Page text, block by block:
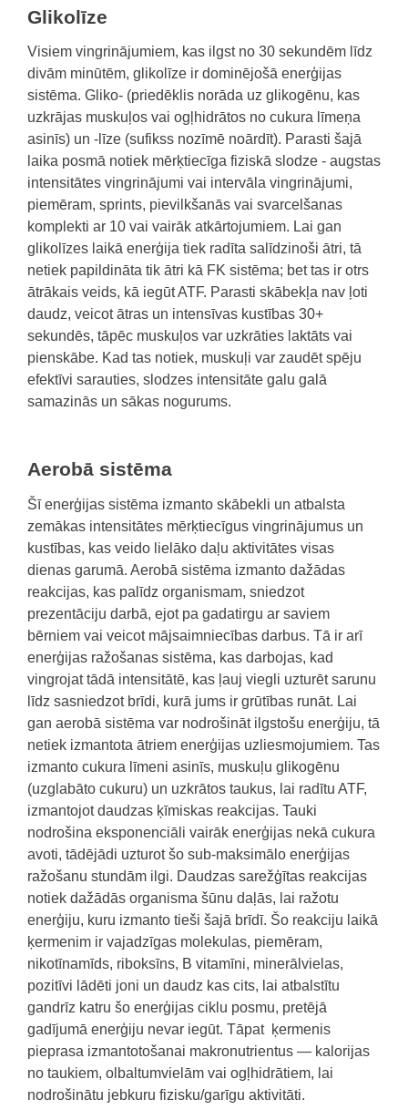
Glikolīze
Visiem vingrinājumiem, kas ilgst no 30 sekundēm līdz
divām minūtēm, glikolīze ir dominējošā enerģijas
sistēma. Gliko- (priedēklis norāda uz glikogēnu, kas
uzkrājas muskuļos vai ogļhidrātos no cukura līmeņa
asinīs) un -līze (sufikss nozīmē noārdīt). Parasti šajā
laika posmā notiek mērķtiecīga fiziskā slodze - augstas
intensitātes vingrinājumi vai intervāla vingrinājumi,
piemēram, sprints, pievilkšanās vai svarcelšanas
komplekti ar 10 vai vairāk atkārtojumiem. Lai gan
glikolīzes laikā enerģija tiek radīta salīdzinoši ātri, tā
netiek papildināta tik ātri kā FK sistēma; bet tas ir otrs
ātrākais veids, kā iegūt ATF. Parasti skābekļa nav ļoti
daudz, veicot ātras un intensīvas kustības 30+
sekundēs, tāpēc muskuļos var uzkrāties laktāts vai
pienskābe. Kad tas notiek, muskuļi var zaudēt spēju
efektīvi sarauties, slodzes intensitāte galu galā
samazinās un sākas nogurums.
Aerobā sistēma
Šī enerģijas sistēma izmanto skābekli un atbalsta
zemākas intensitātes mērķtiecīgus vingrinājumus un
kustības, kas veido lielāko daļu aktivitātes visas
dienas garumā. Aerobā sistēma izmanto dažādas
reakcijas, kas palīdz organismam, sniedzot
prezentāciju darbā, ejot pa gadatirgu ar saviem
bērniem vai veicot mājsaimniecības darbus. Tā ir arī
enerģijas ražošanas sistēma, kas darbojas, kad
vingrojat tādā intensitātē, kas ļauj viegli uzturēt sarunu
līdz sasniedzot brīdi, kurā jums ir grūtības runāt. Lai
gan aerobā sistēma var nodrošināt ilgstošu enerģiju, tā
netiek izmantota ātriem enerģijas uzliesmojumiem. Tas
izmanto cukura līmeni asinīs, muskuļu glikogēnu
(uzglabāto cukuru) un uzkrātos taukus, lai radītu ATF,
izmantojot daudzas ķīmiskas reakcijas. Tauki
nodrošina eksponenciāli vairāk enerģijas nekā cukura
avoti, tādējādi uzturot šo sub-maksimālo enerģijas
ražošanu stundām ilgi. Daudzas sarežģītas reakcijas
notiek dažādās organisma šūnu daļās, lai ražotu
enerģiju, kuru izmanto tieši šajā brīdī. Šo reakciju laikā
ķermenim ir vajadzīgas molekulas, piemēram,
nikotīnamīds, riboksīns, B vitamīni, minerālvielas,
pozitīvi lādēti joni un daudz kas cits, lai atbalstītu
gandrīz katru šo enerģijas ciklu posmu, pretējā
gadījumā enerģiju nevar iegūt. Tāpat ķermenis
pieprasa izmantotošanai makronutrientus — kalorijas
no taukiem, olbaltumvielām vai ogļhidrātiem, lai
nodrošinātu jebkuru fizisku/garīgu aktivitāti.